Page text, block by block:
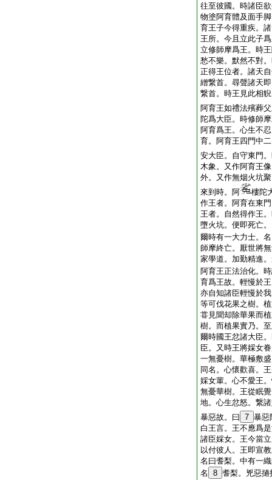
往至彼國。時諸臣
物塗阿育體及面手
育王子今得重疾。
王所。今且立此子
立修師摩爲王。時
愁不樂。默然不對
正得王位者。諸天
繒繋首。尋聲諸天
繋首。時王見此相
阿育王如禮法殯葬
陀爲大臣。時修師
阿育爲王。心生不
育。阿育王四門中
安大臣。自守東門
木象。又作阿育王
外。又作無烟火坑
來到時。阿
樓陀
作王者。阿育在東
王者。自然得作王
墮火坑。便即死亡。
爾時有一大力士。
師摩終亡。厭世將
家學道。加勤精進
阿育王正法治化。
育爲王故。輕慢於
亦自知諸臣輕慢於
等可伐花果之樹。
甞見聞却除華果而
樹。而植果實乃。
爾時國王忿諸大臣
臣。又時王將婇女
一無憂樹。華極敷
同名。心懷歡喜。
婇女輩。心不愛王
無憂華樹。王從眠
地。心生忿怒。繋
暴惡故。曰 7 暴惡
白王言。王不應爲
諸臣婇女。王今當
以付彼人。王即宣
名曰耆梨。中有一
名
8 耆梨。兇惡撾